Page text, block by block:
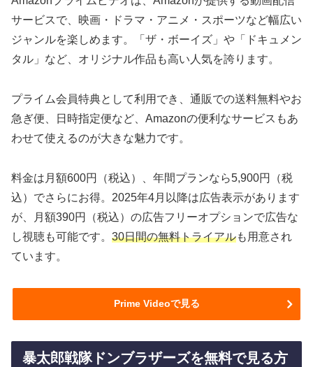
サービスで、映画・ドラマ・アニメ・スポーツなど幅広い
ジャンルを楽しめます。「ザ・ボーイズ」や「ドキュメン
タル」など、オリジナル作品も高い人気を誇ります。
プライム会員特典として利用でき、通販での送料無料やお
急ぎ便、日時指定便など、Amazonの便利なサービスもあ
わせて使えるのが大きな魅力です。
料金は月額600円（税込）、年間プランなら5,900円（税
込）でさらにお得。2025年4月以降は広告表示があります
が、月額390円（税込）の広告フリーオプションで広告な
し視聴も可能です。 30日間の無料トライアルも用意され
ています。
Prime Videoで見る
暴太郎戦隊ドンブラザーズを無料で見る方